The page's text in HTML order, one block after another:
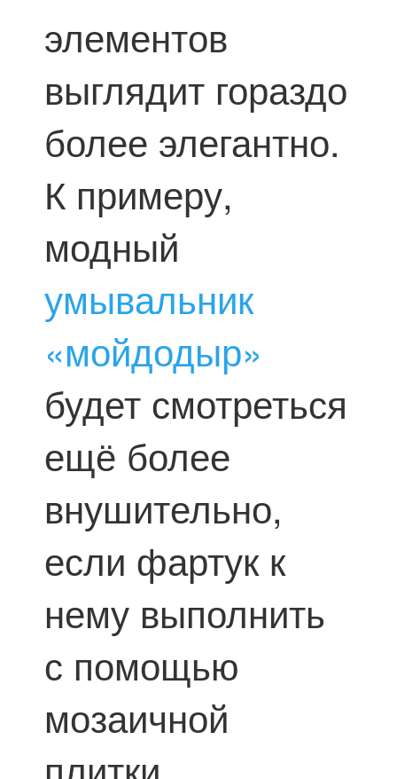
элементов
выглядит гораздо
более элегантно.
К примеру,
модный
умывальник
«мойдодыр»
будет смотреться
ещё более
внушительно,
если фартук к
нему выполнить
с помощью
мозаичной